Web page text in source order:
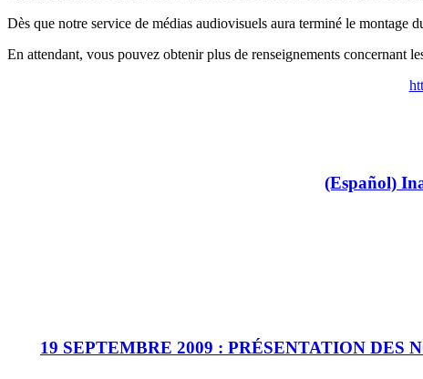
Dès que notre service de médias audiovisuels aura terminé le montage
En attendant, vous pouvez obtenir plus de renseignements concernant
(Español)
19 SEPTEMBRE 2009 : PRÉSENTATION